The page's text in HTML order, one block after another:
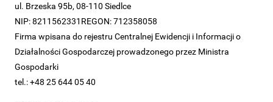
ul. Brzeska 95b, 08-110 Siedlce
NIP: 8211562331REGON: 712358058
Firma wpisana do rejestru Centralnej Ewidencji i Informacji o
Działalności Gospodarczej prowadzonego przez Ministra
Gospodarki
tel.: +48 25 644 05 40